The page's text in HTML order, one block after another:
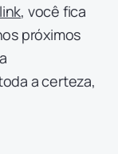
, você fica
próximos
a certeza,